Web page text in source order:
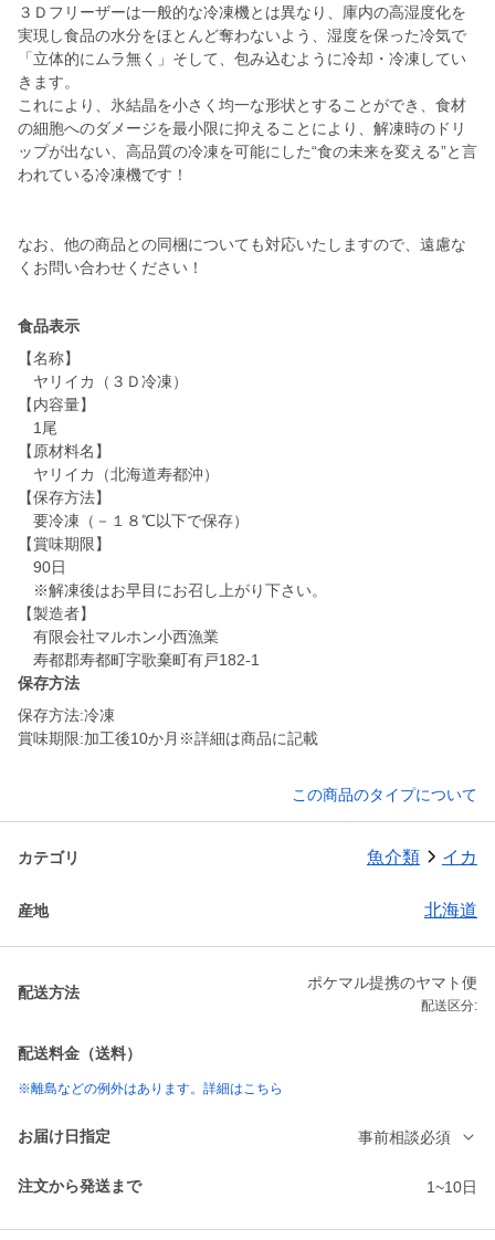
３Ｄフリーザーは一般的な冷凍機とは異なり、庫内の高湿度化を
実現し食品の水分をほとんど奪わないよう、湿度を保った冷気で
「立体的にムラ無く」そして、包み込むように冷却・冷凍してい
きます。
これにより、氷結晶を小さく均一な形状とすることができ、食材
の細胞へのダメージを最小限に抑えることにより、解凍時のドリ
ップが出ない、高品質の冷凍を可能にした“食の未来を変える”と言
われている冷凍機です！
なお、他の商品との同梱についても対応いたしますので、遠慮な
食品表示
【名称】
ヤリイカ（３Ｄ冷凍）
【内容量】
1尾
【原材料名】
ヤリイカ（北海道寿都沖）
【保存方法】
要冷凍（－１８℃以下で保存）
【賞味期限】
90日
※解凍後はお早目にお召し上がり下さい。
【製造者】
有限会社マルホン小西漁業
寿都郡寿都町字歌棄町有戸182-1
保存方法
保存方法:冷凍
賞味期限:加工後10か月※詳細は商品に記載
この商品のタイプについて
カテゴリ 魚介類 イカ
産地 北海道
配送方法
ポケマル提携のヤマト便
配送区分:
配送料金（送料）
※離島などの例外はあります。詳細はこちら
お届け日指定 事前相談必須
注文から発送まで 1~10日